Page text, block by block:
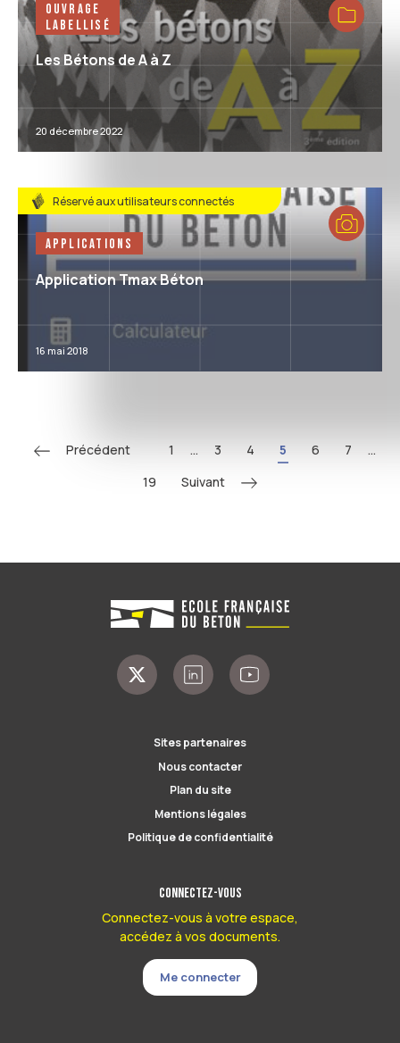
Ouvrage
Labellisé
Les Bétons de A à Z
20 décembre 2022
Réservé aux utilisateurs connectés
Applications
Application Tmax Béton
16 mai 2018
Précédent 1 ... 3 4 5 6 7
...
19
Suivant
Sites partenaires
Nous contacter
Plan du site
Mentions légales
Politique de confidentialité
Connectez-vous
Connectez-vous à votre espace,
accédez à vos documents.
Me connecter